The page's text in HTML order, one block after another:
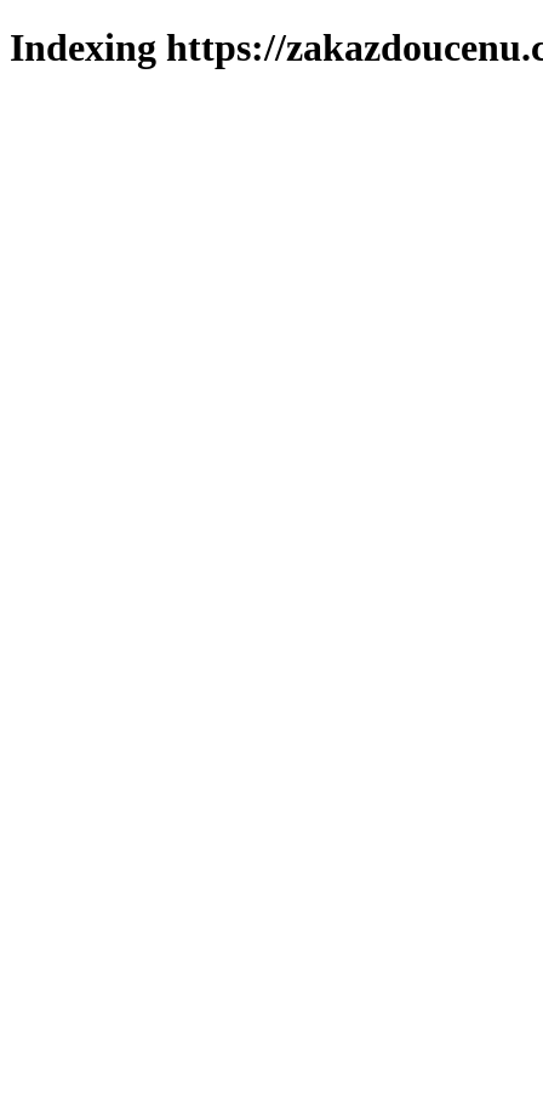
Indexing https://